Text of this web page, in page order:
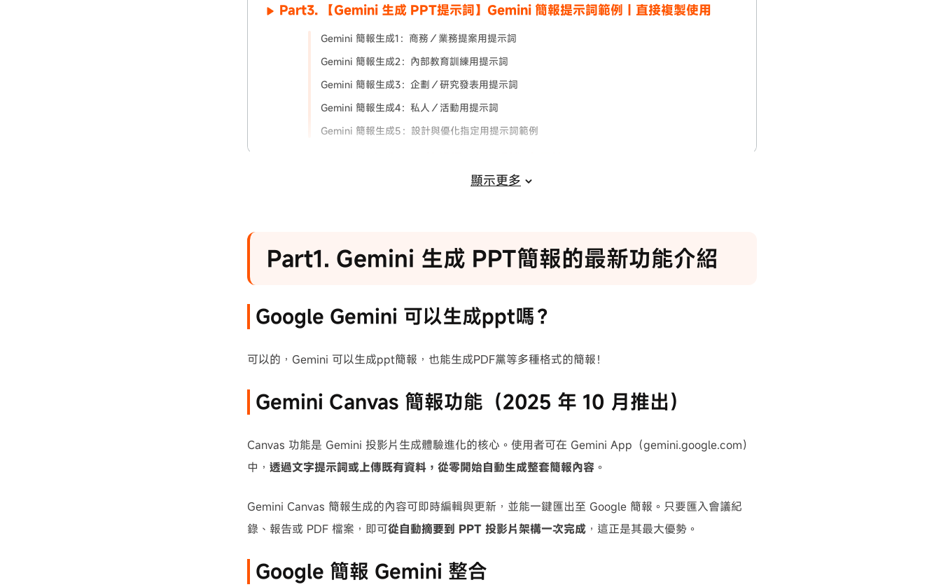
Part3. 【Gemini 生成 PPT提示詞】Gemini 簡報提示詞範例｜直接複製使用
Gemini 簡報生成1：商務／業務提案用提示詞
Gemini 簡報生成2：內部教育訓練用提示詞
Gemini 簡報生成3：企劃／研究發表用提示詞
Gemini 簡報生成4：私人／活動用提示詞
Gemini 簡報生成5：設計與優化指定用提示詞範例
實用技巧：PixPretty｜AI 照片校正與修圖工具
顯示更多
Part1. Gemini 生成 PPT簡報的最新功能介紹
Google Gemini 可以生成ppt嗎？
可以的，Gemini 可以生成ppt簡報，也能生成PDF黨等多種格式的簡報！
Gemini Canvas 簡報功能（2025 年 10 月推出）
Canvas 功能是 Gemini 投影片生成體驗進化的核心。使用者可在 Gemini App（gemini.google.com）
中， 透過文字提示詞或上傳既有資料，從零開始自動生成整套簡報內容 。
Gemini Canvas 簡報生成的內容可即時編輯與更新，並能一鍵匯出至 Google 簡報。只要匯入會議紀
錄、報告或 PDF 檔案，即可從自動摘要到 PPT 投影片架構一次完成 ，這正是其最大優勢。
Google 簡報 Gemini 整合